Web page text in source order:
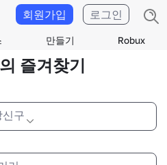
만들기 Robux
회원가입 로그인
즐겨찾기
신구